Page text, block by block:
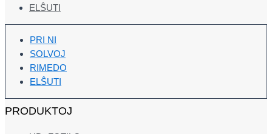
ELŜUTI
PRI NI
SOLVOJ
RIMEDO
ELŜUTI
PRODUKTOJ